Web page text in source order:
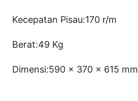
t
G
i
Kecepatan Pisau:170 r/m
Berat:49 Kg
Dimensi:590 x 370 x 615 mm